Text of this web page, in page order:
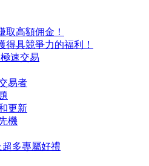
取高額佣金！
得具競爭力的福利！
速交易
易者
更新
機
多專屬好禮